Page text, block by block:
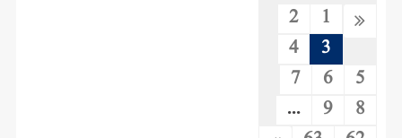
1
2
3
4
5
6
7
8
9
...